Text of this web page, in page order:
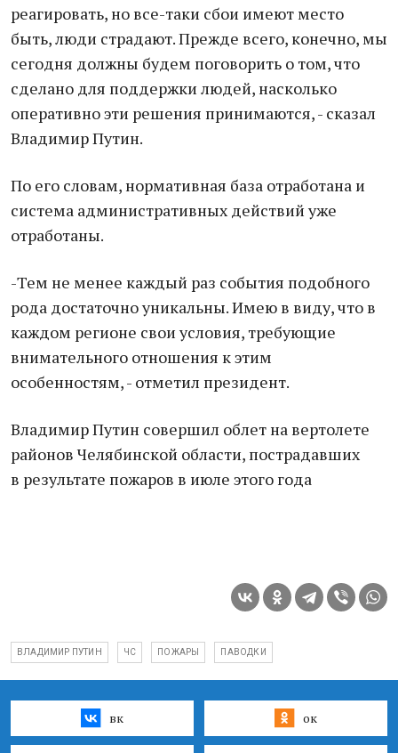
реагировать, но все-таки сбои имеют место
быть, люди страдают. Прежде всего, конечно, мы
сегодня должны будем поговорить о том, что
сделано для поддержки людей, насколько
оперативно эти решения принимаются, - сказал
Владимир Путин.
По его словам, нормативная база отработана и
система административных действий уже
отработаны.
-Тем не менее каждый раз события подобного
рода достаточно уникальны. Имею в виду, что в
каждом регионе свои условия, требующие
внимательного отношения к этим
особенностям, - отметил президент.
Владимир Путин совершил облет на вертолете
районов Челябинской области, пострадавших
в результате пожаров в июле этого года
ВЛАДИМИР ПУТИН ЧС ПОЖАРЫ ПАВОДКИ
вк ок